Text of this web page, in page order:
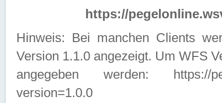
https://
Hinweis: Bei manchen Clients
Version 1.1.0 angezeigt. Um WFS
angegeben werden: https://
version=1.0.0